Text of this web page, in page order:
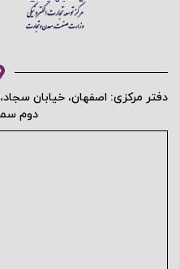
دفتر مرکزی: اصفهان، خیابان
دوم